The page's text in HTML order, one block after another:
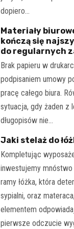
dopiero…
Materiały
kończą się
do regularnych
Brak papieru w
podpisaniem umowy
pracę całego biura.
sytuacja, gdy żaden z
długopisów nie…
Jaki stelaż do
Kompletując
inwestujemy
ramy łóżka, która
sypialni, oraz
elementem
pierwsze odczucie